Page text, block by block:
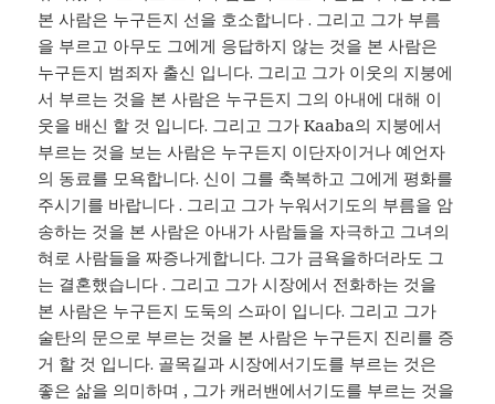
본 사람은 누구든지 선을 호소합니다 . 그리고 그가 부름
을 부르고 아무도 그에게 응답하지 않는 것을 본 사람은
누구든지 범죄자 출신 입니다. 그리고 그가 이웃의 지붕에
서 부르는 것을 본 사람은 누구든지 그의 아내에 대해 이
웃을 배신 할 것 입니다. 그리고 그가 Kaaba의 지붕에서
부르는 것을 보는 사람은 누구든지 이단자이거나 예언자
의 동료를 모욕합니다. 신이 그를 축복하고 그에게 평화를
주시기를 바랍니다 . 그리고 그가 누워서기도의 부름을 암
송하는 것을 본 사람은 아내가 사람들을 자극하고 그녀의
혀로 사람들을 짜증나게합니다. 그가 금욕을하더라도 그
는 결혼했습니다 . 그리고 그가 시장에서 전화하는 것을
본 사람은 누구든지 도둑의 스파이 입니다. 그리고 그가
술탄의 문으로 부르는 것을 본 사람은 누구든지 진리를 증
거 할 것 입니다. 골목길과 시장에서기도를 부르는 것은
좋은 삶을 의미하며 , 그가 캐러밴에서기도를 부르는 것을